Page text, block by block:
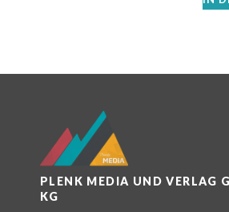
PLENK MEDIA UND VERLAG
KG